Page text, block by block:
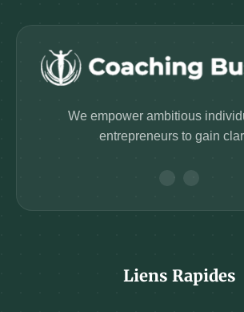
We empower ambitious
entrepreneurs to gain
Liens Rapides